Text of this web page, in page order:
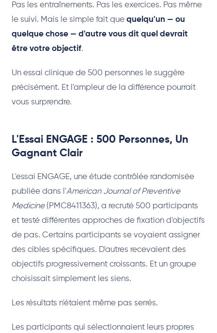
Pas les entraînements. Pas les exercices. Pas même
le suivi. Mais le simple fait que quelqu'un — ou
quelque chose — d'autre vous dit quel devrait
être votre objectif.
Un essai clinique de 500 personnes le suggère
précisément. Et l'ampleur de la différence pourrait
vous surprendre.
L'Essai ENGAGE : 500 Personnes, Un
Gagnant Clair
L'essai ENGAGE, une étude contrôlée randomisée
publiée dans l'American Journal of Preventive
Medicine(PMC8411363), a recruté 500 participants
et testé différentes approches de fixation d'objectifs
de pas. Certains participants se voyaient assigner
des cibles spécifiques. D'autres recevaient des
objectifs progressivement croissants. Et un groupe
choisissait simplement les siens.
Les résultats n'étaient même pas serrés.
Les participants qui sélectionnaient leurs propres